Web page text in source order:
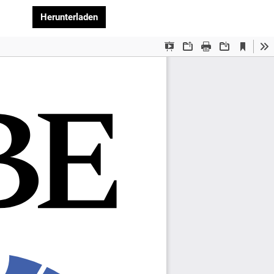
HerunterladenPDF herunterladen